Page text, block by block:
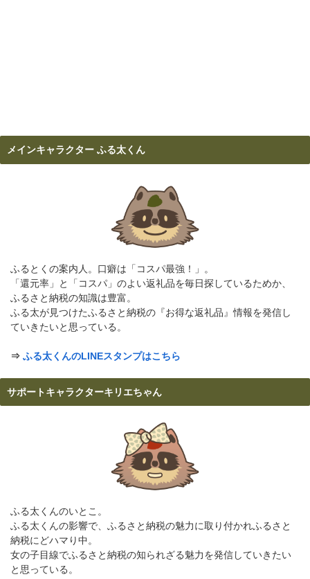
メインキャラクター ふる太くん
ふるとくの案内人。口癖は「コスパ最強！」。
「還元率」と「コスパ」のよい返礼品を毎日探しているためか、
ふるさと納税の知識は豊富。
ふる太が見つけたふるさと納税の『お得な返礼品』情報を発信し
ていきたいと思っている。
⇒ ふる太くんのLINEスタンプはこちら
サポートキャラクターキリエちゃん
ふる太くんのいとこ。
ふる太くんの影響で、ふるさと納税の魅力に取り付かれふるさと
納税にどハマり中。
女の子目線でふるさと納税の知られざる魅力を発信していきたい
と思っている。